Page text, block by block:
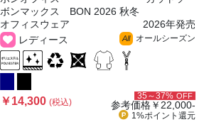
ボンマックス BON 2026 秋冬
オフィスウェア
2026年発売
レディース
All オールシーズン
￥14,300(税込)
35～37% OFF
参考価格￥22,000-
1%ポイント 還元